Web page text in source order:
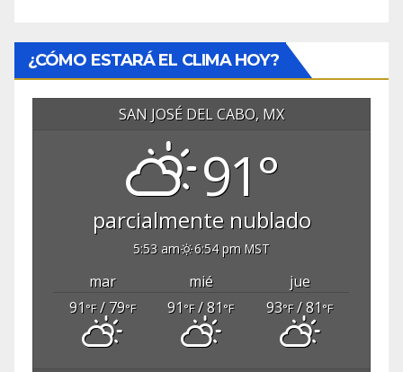
¿CÓMO ESTARÁ EL CLIMA HOY?
SAN JOSÉ DEL CABO, MX
91°
parcialmente nublado
5:53 am 6:54 pm MST
mar mié
jue
91°F/ 79°F 91°F/ 81°F 93°F/ 81°F